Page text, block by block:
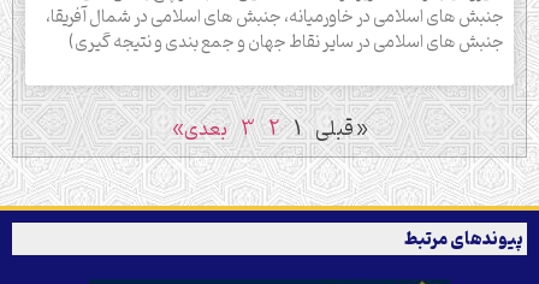
جنبش های اسلامی در خاورمیانه، جنبش های اسلامی در شمال آفریقا،
جنبش های اسلامی در سایر نقاط جهان و جمع بندی و نتیجه گیری)
« قبلی 1
2
3 بعدی»
پیوندهای مرتبط